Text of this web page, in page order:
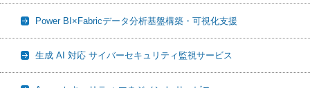
Power BI×Fabricデータ分析基盤構築・可視化支援
生成 AI 対応 サイバーセキュリティ監視サービス